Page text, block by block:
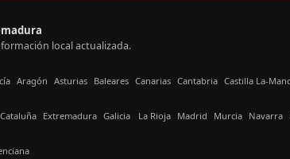
local actualizada.
Aragón Asturias Baleares Canarias Cantabria Castilla La-
Cataluña Extremadura Galicia La Rioja Madrid Murcia Navarra